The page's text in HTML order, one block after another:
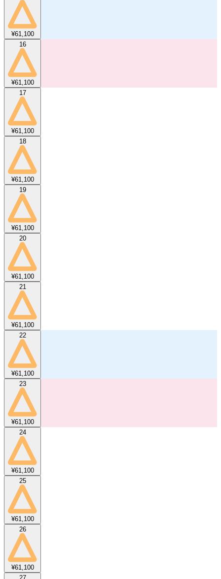
¥61,100
16
¥61,100
17
¥61,100
18
¥61,100
19
¥61,100
20
¥61,100
21
¥61,100
22
¥61,100
23
¥61,100
24
¥61,100
25
¥61,100
26
¥61,100